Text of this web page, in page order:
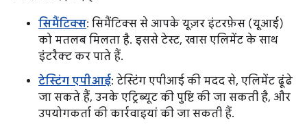
सिमैंटिक्स: सिमैंटिक्स से आपके यूज़र इंटरफ़ेस (यूआई)
को मतलब मिलता है. इससे टेस्ट, खास एलिमेंट के साथ
इंटरैक्ट कर पाते हैं.
टेस्टिंग एपीआई: टेस्टिंग एपीआई की मदद से, एलिमेंट ढूंढे
जा सकते हैं, उनके एट्रिब्यूट की पुष्टि की जा सकती है, और
उपयोगकर्ता की कार्रवाइयां की जा सकती हैं.